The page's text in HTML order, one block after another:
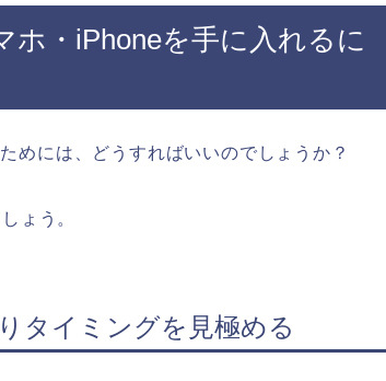
ホ・iPhoneを手に入れるに
めには、どうすればいいのでしょうか？
ょう。
タイミングを見極める